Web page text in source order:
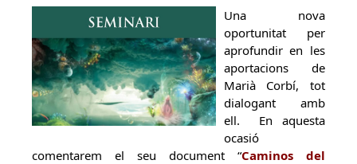
Una nova
oportunitat per
aprofundir en les
aportacions de
Marià Corbí, tot
dialogant amb
ell. En aquesta
ocasió
comentarem el seu document “Caminos del